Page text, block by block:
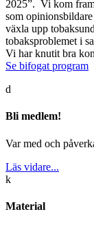
2025”. Vi kom
som
växla upp
tobaksproblemet i
Vi har knutit bra
Se bifogat program
d
Bli medlem!
Var med och
Läs vidare...
k
Material